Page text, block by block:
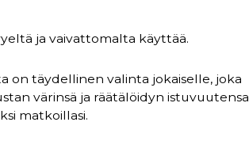
ja vaivattomalta käyttää.
on täydellinen valinta jokaiselle, joka
värinsä ja räätälöidyn istuvuutensa
matkoillasi.